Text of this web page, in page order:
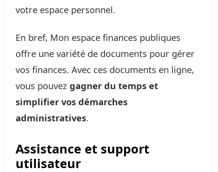
votre espace personnel.
En bref, Mon espace finances publiques
offre une variété de documents pour gérer
vos finances. Avec ces documents en ligne,
vous pouvez gagner du temps et
simplifier vos démarches
administratives.
Assistance et support
utilisateur